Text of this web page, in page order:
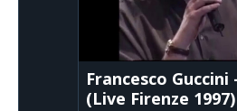
Francesco Guccini
(Live Firenze 1997)